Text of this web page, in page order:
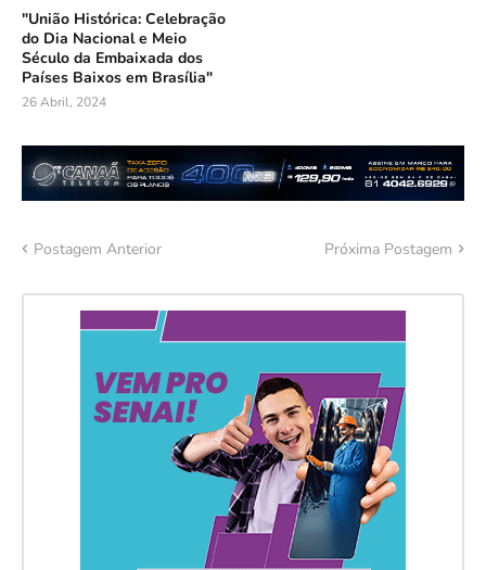
"União Histórica: Celebração
do Dia Nacional e Meio
Século da Embaixada dos
Países Baixos em Brasília"
26 Abril, 2024
Postagem Anterior Próxima Postagem